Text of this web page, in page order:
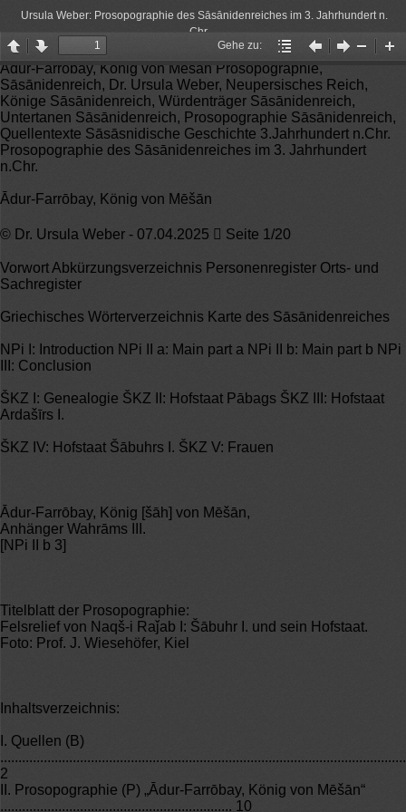
Ursula Weber: Prosopographie des Sāsānidenreiches im 3. Jahrhundert n.
Chr.
Page
up
Page
down
Zoom
Gehe zu:
Gehe
zu:
Vorheriger
Artikel
Nächster
Ādur-Farrōbay, König von Mēšān Prosopographie,
Sāsānidenreich, Dr. Ursula Weber, Neupersisches Reich,
Könige Sāsānidenreich, Würdenträger Sāsānidenreich,
Untertanen Sāsānidenreich, Prosopographie Sāsānidenreich,
Quellentexte Sāsāsnidische Geschichte 3.Jahrhundert n.Chr.
Prosopographie des Sāsānidenreiches im 3. Jahrhundert
n.Chr.
Ādur-Farrōbay, König von Mēšān
© Dr. Ursula Weber - 07.04.2025  Seite 1/20
Vorwort Abkürzungsverzeichnis Personenregister Orts- und
Sachregister
Griechisches Wörterverzeichnis Karte des Sāsānidenreiches
NPi I: Introduction NPi II a: Main part a NPi II b: Main part b NPi
III: Conclusion
ŠKZ I: Genealogie ŠKZ II: Hofstaat Pābags ŠKZ III: Hofstaat
Ardašīrs I.
ŠKZ IV: Hofstaat Šābuhrs I. ŠKZ V: Frauen
Ādur-Farrōbay, König [šāh] von Mēšān,
Anhänger Wahrāms III.
[NPi II b 3]
Titelblatt der Prosopographie:
Felsrelief von Naqš-i Raǰab I: Šābuhr I. und sein Hofstaat.
Foto: Prof. J. Wiesehöfer, Kiel
Inhaltsverzeichnis:
I. Quellen (B)
2
II. Prosopographie (P) „Ādur-Farrōbay, König von Mēšān“
................................................................ 10